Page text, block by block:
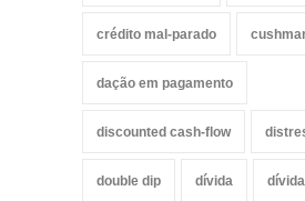
crédito mal-parado
dação em pagamento
discounted cash-flow
double dip dívida